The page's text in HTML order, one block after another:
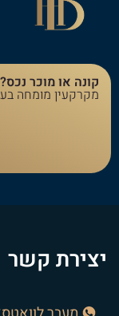
קונה או מוכר נכס?
מקרקעין מומחה
יצירת קשר